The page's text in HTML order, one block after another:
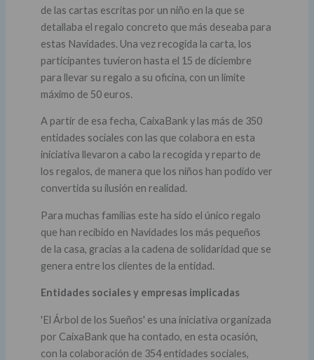
de las cartas escritas por un niño en la que se
detallaba el regalo concreto que más deseaba para
estas Navidades. Una vez recogida la carta, los
participantes tuvieron hasta el 15 de diciembre
para llevar su regalo a su oficina, con un límite
máximo de 50 euros.
A partir de esa fecha, CaixaBank y las más de 350
entidades sociales con las que colabora en esta
iniciativa llevaron a cabo la recogida y reparto de
los regalos, de manera que los niños han podido ver
convertida su ilusión en realidad.
Para muchas familias este ha sido el único regalo
que han recibido en Navidades los más pequeños
de la casa, gracias a la cadena de solidaridad que se
genera entre los clientes de la entidad.
Entidades sociales y empresas implicadas
'El Árbol de los Sueños' es una iniciativa organizada
por CaixaBank que ha contado, en esta ocasión,
con la colaboración de 354 entidades sociales,